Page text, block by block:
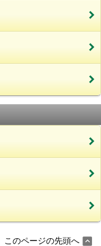
このページの先頭へ